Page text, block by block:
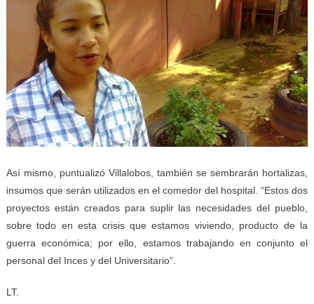
Así mismo, puntualizó Villalobos, también se sembrarán hortalizas,
insumos que serán utilizados en el comedor del hospital. “Estos dos
proyectos están creados para suplir las necesidades del pueblo,
sobre todo en esta crisis que estamos viviendo, producto de la
guerra económica; por ello, estamos trabajando en conjunto el
personal del Inces y del Universitario”.
LT.